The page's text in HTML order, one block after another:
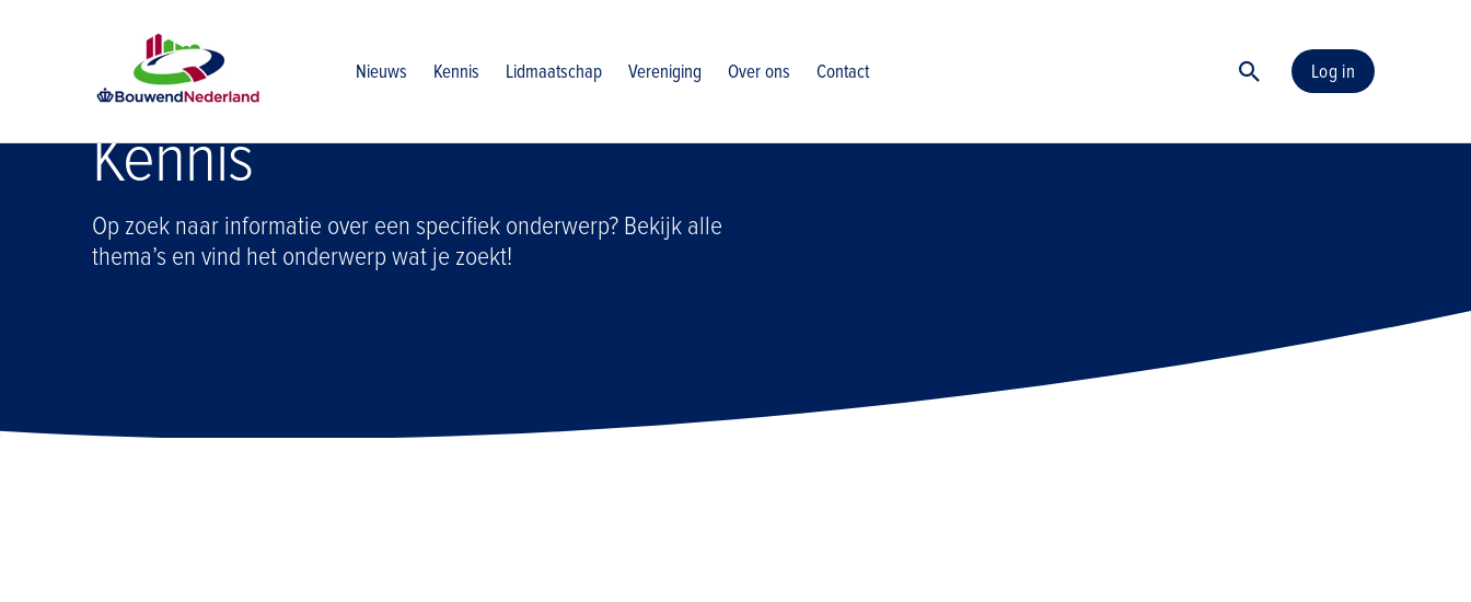
Nieuws Kennis Lidmaatschap Vereniging Over ons Contact Log in
Kennis
Kennis
Op zoek naar informatie over een specifiek onderwerp? Bekijk alle
thema’s en vind het onderwerp wat je zoekt!